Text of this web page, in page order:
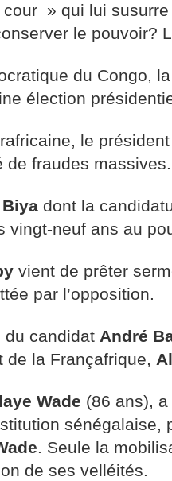
» qui lui
le pouvoir?
du Congo,
élection
le
de fraudes massives.
dont la
vingt-neuf ans au
vient de prêter
par l’opposition.
du candidat André
de la Françafrique,
Wade (86 ans),
sénégalaise,
. Seule la
de ses velléités.